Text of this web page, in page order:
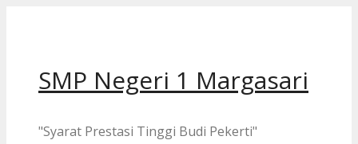
SMP Negeri 1 Margasari
"Syarat Prestasi Tinggi Budi Pekerti"